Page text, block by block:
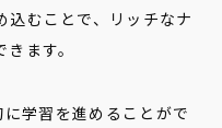
込むことで、リッチなナ
ます。
学習を進めることがで